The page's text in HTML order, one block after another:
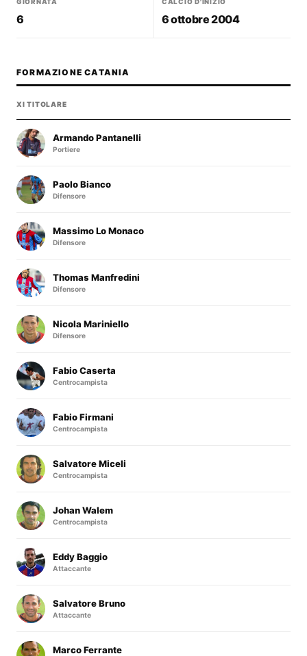
GIORNATA
6
CALCIO D'INIZIO
6 ottobre 2004
FORMAZIONE CATANIA
XI TITOLARE
Armando Pantanelli
Portiere
Paolo Bianco
Difensore
Massimo Lo Monaco
Difensore
Thomas Manfredini
Difensore
Nicola Mariniello
Difensore
Fabio Caserta
Centrocampista
Fabio Firmani
Centrocampista
Salvatore Miceli
Centrocampista
Johan Walem
Centrocampista
Eddy Baggio
Attaccante
Salvatore Bruno
Attaccante
Marco Ferrante